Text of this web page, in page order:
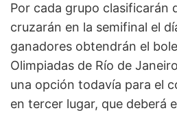
Por cada grupo clasificarán
cruzarán en la semifinal el
ganadores obtendrán el
Olimpiadas de Río de
una opción todavía para el
en tercer lugar, que deberá